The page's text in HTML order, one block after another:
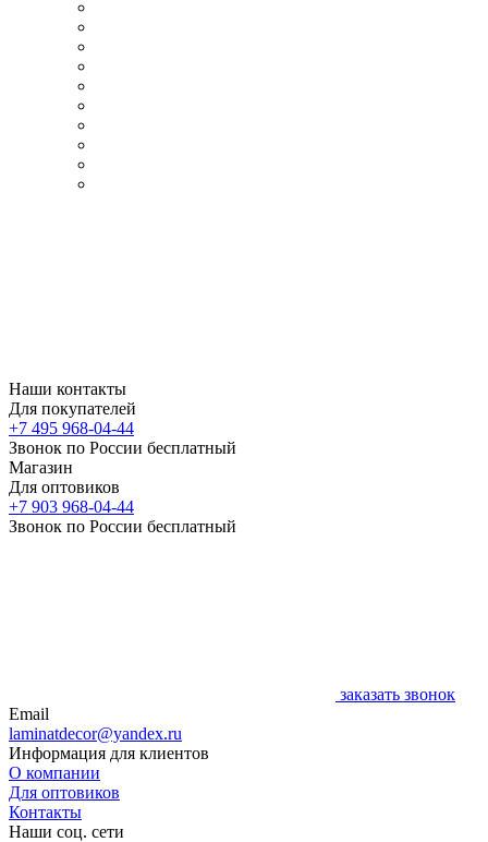
Наши контакты
Для покупателей
+7 495 968-04-44
Звонок по России бесплатный
Магазин
Для оптовиков
+7 903 968-04-44
Звонок по России бесплатный
заказать звонок
Email
laminatdecor@yandex.ru
Информация для клиентов
О компании
Для оптовиков
Контакты
Наши соц. сети